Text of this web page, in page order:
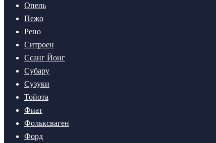
Опель
Пежо
Рено
Ситроен
Ссанг Йонг
Субару
Сузуки
Тойота
Фиат
Фольксваген
Форд